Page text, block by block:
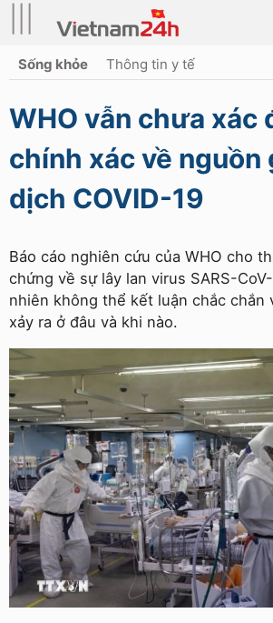
Sống khỏe Thông tin y tế
WHO vẫn chưa xác
chính xác về nguồn
dịch COVID-19
Báo cáo nghiên cứu của WHO cho
chứng về sự lây lan virus SARS-
nhiên không thể kết luận chắc chắn
xảy ra ở đâu và khi nào.